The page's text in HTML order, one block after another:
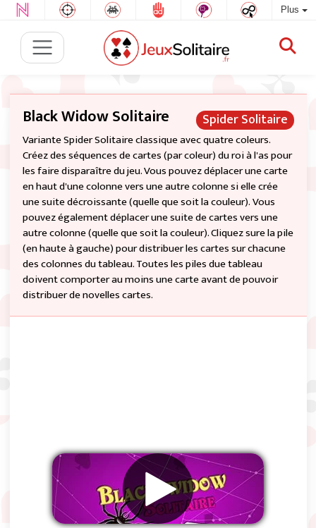
Plus
Spider Solitaire
Black Widow Solitaire
Variante Spider Solitaire classique avec quatre coleurs.
Créez des séquences de cartes (par coleur) du roi à l'as pour
les faire disparaître du jeu. Vous pouvez déplacer une carte
en haut d'une colonne vers une autre colonne si elle crée
une suite décroissante (quelle que soit la couleur). Vous
pouvez également déplacer une suite de cartes vers une
autre colonne (quelle que soit la couleur). Cliquez sure la pile
(en haute à gauche) pour distribuer les cartes sur chacune
des colonnes du tableau. Toutes les piles due tableau
doivent comporter au moins une carte avant de pouvoir
distribuer de novelles cartes.